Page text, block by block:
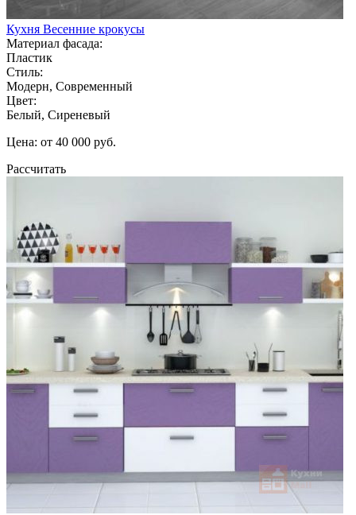
Кухня Весенние крокусы
Материал фасада:
Пластик
Стиль:
Модерн, Современный
Цвет:
Белый, Сиреневый
Цена: от 40 000 руб.
Рассчитать